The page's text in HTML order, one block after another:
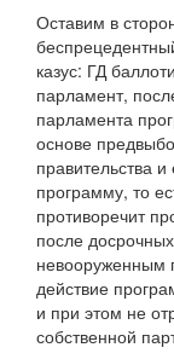
Оставим в
казус: ГД
парламент,
парламента
основе
правительства
программу, то
противоречит
после
невооруженным
действие
и при этом не
собственной